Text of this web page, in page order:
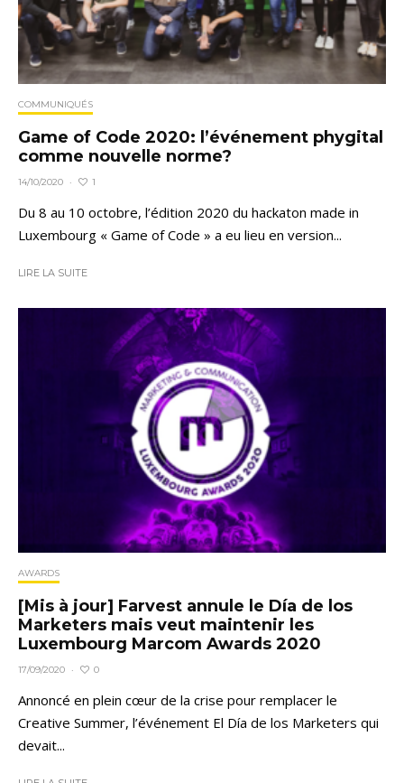
COMMUNIQUÉS
Game of Code 2020: l’événement phygital
comme nouvelle norme?
14/10/2020 · 1
Du 8 au 10 octobre, l’édition 2020 du hackaton made in
Luxembourg « Game of Code » a eu lieu en version...
LIRE LA SUITE
AWARDS
[Mis à jour] Farvest annule le Día de los
Marketers mais veut maintenir les
Luxembourg Marcom Awards 2020
17/09/2020 · 0
Annoncé en plein cœur de la crise pour remplacer le
Creative Summer, l’événement El Día de los Marketers qui
devait...